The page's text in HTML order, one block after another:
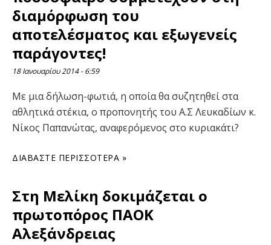
διαμόρφωση του
αποτελέσματος και εξωγενείς
παράγοντες!
18 Ιανουαρίου 2014 6:59
Με μια δήλωση-φωτιά, η οποία θα συζητηθεί στα
αθλητικά στέκια, ο προπονητής του Α.Σ Λευκαδίων κ.
Νίκος Παπανώτας, αναφερόμενος στο κυριακάτι?
ΔΙΑΒΆΣΤΕ ΠΕΡΙΣΣΌΤΕΡΑ »
Στη Μελίκη δοκιμάζεται ο
πρωτοπόρος ΠΑΟΚ
Αλεξάνδρειας